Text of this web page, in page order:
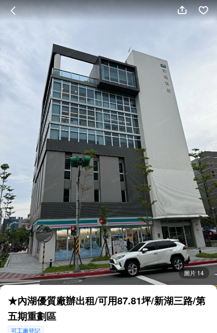
圖片 14
★內湖優質廠辦出租/可用87.81坪/新湖三路/第
五期重劃區
可工廠登記